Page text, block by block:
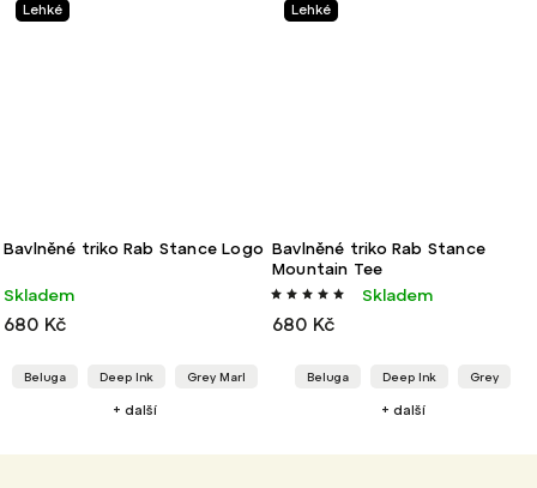
Lehké
Bavlněné triko Rab Stance Logo
Skladem
680 Kč
Beluga Deep Ink Grey Marl
+ další
Lehké
Bavlněné triko Rab Stance
Mountain Tee
Skladem
680 Kč
Beluga Deep Ink Grey
+ další